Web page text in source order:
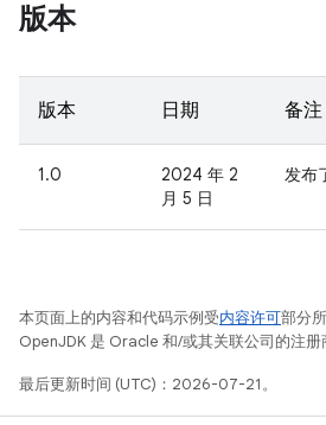
版本
版本 日期 备注
1.0
2024 年 2
月 5 日
发布
本页面上的内容和代码示例受内容许可部分
OpenJDK 是 Oracle 和/或其关联公司的注册
最后更新时间 (UTC)：2026-07-21。